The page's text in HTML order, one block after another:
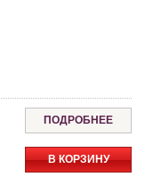
ПОДРОБНЕЕ
В КОРЗИНУ